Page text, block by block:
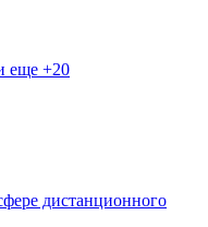
еще +20
дистанционного